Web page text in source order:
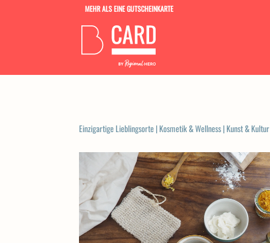
MEHR ALS EINE GUTSCHEINKARTE
Einzigartige Lieblingsorte|Kosmetik & Wellness|Kunst & Kultur